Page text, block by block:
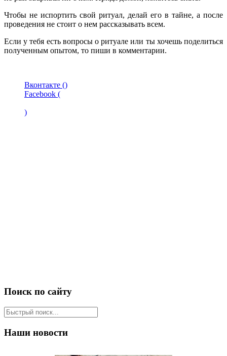
Чтобы не испортить свой ритуал, делай его в тайне, а после
проведения не стоит о нем рассказывать всем.
Если у тебя есть вопросы о ритуале или ты хочешь поделиться
полученным опытом, то пиши в комментарии.
Вконтакте ()
Facebook (
)
Поиск по сайту
Наши новости